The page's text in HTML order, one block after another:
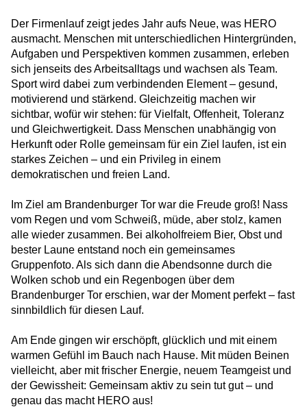
Weitere Betreuungsleitung in NRW: HERO in
Haltern am See
Neu in Berlin-Zehlendorf: HERO übernimmt
GU Am Beelitzhof
Mehr als Betreuung: Pädagogische
Förderung für Kinder in der Notunterkunft
HERO wächst weiter: Neuer Einsatz in
Halloween in den HERO-Unterkünften
Fair Play für Freundschaft
Wege in ein selbstbestimmtes Leben
HERO-Führungstreffen 2025
Stimmen der Stärke – Geschichten von Mut
und Menschlichkeit
Der Firmenlauf zeigt jedes Jahr aufs Neue, was HERO
ausmacht. Menschen mit unterschiedlichen Hintergründen,
Aufgaben und Perspektiven kommen zusammen, erleben
sich jenseits des Arbeitsalltags und wachsen als Team.
Sport wird dabei zum verbindenden Element – gesund,
motivierend und stärkend. Gleichzeitig machen wir
sichtbar, wofür wir stehen: für Vielfalt, Offenheit, Toleranz
und Gleichwertigkeit. Dass Menschen unabhängig von
Herkunft oder Rolle gemeinsam für ein Ziel laufen, ist ein
starkes Zeichen – und ein Privileg in einem
demokratischen und freien Land.
Im Ziel am Brandenburger Tor war die Freude groß! Nass
vom Regen und vom Schweiß, müde, aber stolz, kamen
alle wieder zusammen. Bei alkoholfreiem Bier, Obst und
bester Laune entstand noch ein gemeinsames
Gruppenfoto. Als sich dann die Abendsonne durch die
Wolken schob und ein Regenbogen über dem
Brandenburger Tor erschien, war der Moment perfekt – fast
sinnbildlich für diesen Lauf.
Am Ende gingen wir erschöpft, glücklich und mit einem
warmen Gefühl im Bauch nach Hause. Mit müden Beinen
vielleicht, aber mit frischer Energie, neuem Teamgeist und
der Gewissheit: Gemeinsam aktiv zu sein tut gut – und
genau das macht HERO aus!